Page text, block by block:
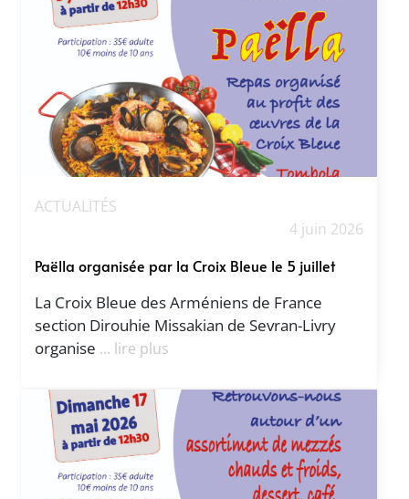
ACTUALITÉS
4 juin 2026
Paëlla organisée par la Croix Bleue le 5 juillet
La Croix Bleue des Arméniens de France
section Dirouhie Missakian de Sevran-Livry
organise ... lire plus